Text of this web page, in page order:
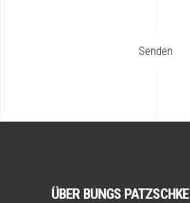
ÜBER BUNGS PATZSCHKE